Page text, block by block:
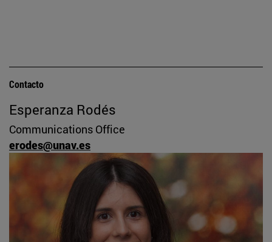
Contacto
Esperanza Rodés
Communications Office
erodes@unav.es